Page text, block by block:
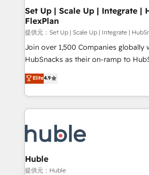
Award 🏆2020 Elite Solutions
Integrations HubSpot Impact Award
Marketing Enablement HubSpot
2018 Website Design HubSpot
Website Design HubSpot Impact
Sales Enablement HubSpot Impact
Growth-Driven Design Agency of the
COS Design Award 🏆2013 HubSpot
Provider of the Year 🏆2011 Became
Partner 📆Founded in 1997
Set Up | Scale Up | Integrate |
FlexPlan
提供元：Set Up | Scale Up | Integrate |
Join over 1,500 Companies globally
HubSnacks as their on-ramp to
Simple pay-as-you-go plans that
1️⃣ Set Up | Onboarding New or
HubSpot portals 2️⃣ Scale Up | 100% HubSpot Task
Execution... Global 24/7 ... All Experts 3️⃣ Integrate
Slash months from your API
Click "Contact Business" ⬅️ to access
Integration templates that put
of your tech stack, syncing... 🛍️ Shopify or
Elite4.9
Huble
提供元：Huble